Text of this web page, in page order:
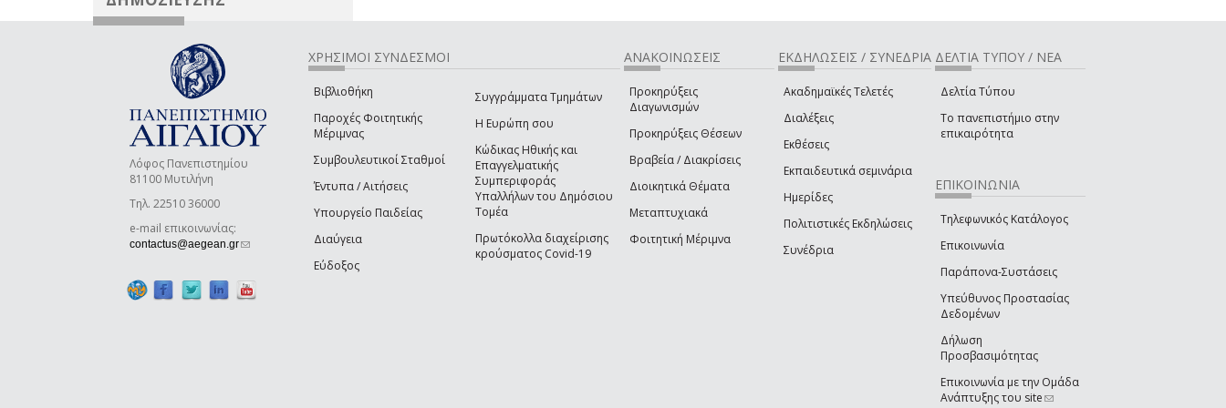
Λόφος Πανεπιστημίου
81100 Μυτιλήνη
Τηλ. 22510 36000
e-mail επικοινωνίας:
contactus@aegean.gr(link sends e-mail)
ΧΡΗΣΙΜΟΙ ΣΥΝΔΕΣΜΟΙ
Βιβλιοθήκη
Παροχές Φοιτητικής
Μέριμνας
Συμβουλευτικοί Σταθμοί
Έντυπα / Αιτήσεις
Υπουργείο Παιδείας
Διαύγεια
Εύδοξος
Συγγράμματα Τμημάτων
Η Ευρώπη σου
Κώδικας Ηθικής και
Επαγγελματικής
Συμπεριφοράς
Υπαλλήλων του Δημόσιου
Τομέα
Πρωτόκολλα διαχείρισης
κρούσματος Covid-19
ΑΝΑΚΟΙΝΩΣΕΙΣ
Προκηρύξεις
Διαγωνισμών
Προκηρύξεις Θέσεων
Βραβεία / Διακρίσεις
Διοικητικά Θέματα
Μεταπτυχιακά
Φοιτητική Μέριμνα
ΕΚΔΗΛΩΣΕΙΣ / ΣΥΝΕΔΡΙΑ
Ακαδημαϊκές Τελετές
Διαλέξεις
Εκθέσεις
Εκπαιδευτικά σεμινάρια
Ημερίδες
Πολιτιστικές Εκδηλώσεις
Συνέδρια
ΔΕΛΤΙΑ ΤΥΠΟΥ / ΝΕΑ
Δελτία Τύπου
Το πανεπιστήμιο στην
επικαιρότητα
ΕΠΙΚΟΙΝΩΝΙΑ
Τηλεφωνικός Κατάλογος
Επικοινωνία
Παράπονα-Συστάσεις
Υπεύθυνος Προστασίας
Δεδομένων
Δήλωση
Προσβασιμότητας
Επικοινωνία με την Ομάδα
Ανάπτυξης του site(link sends e-mail)